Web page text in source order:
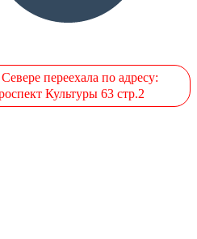
переехала по адресу:
Культуры 63 стр.2